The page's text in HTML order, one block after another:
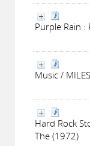
Purple Rain :
Music /
Hard Rock
The (1972)